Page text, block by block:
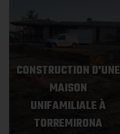
CONSTRUCTION D'UNE
MAISON
UNIFAMILIALE À
TORREMIRONA